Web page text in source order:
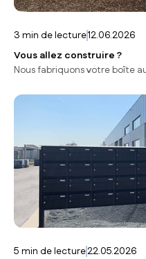
3 min de lecture12.06.2026
Vous allez construire ?
Nous fabriquons votre boîte
5 min de lecture22.05.2026